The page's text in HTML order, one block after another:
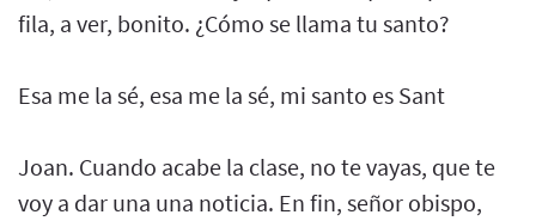
fila, a ver, bonito. ¿Cómo se llama tu santo?
Esa me la sé, esa me la sé, mi santo es Sant
Joan. Cuando acabe la clase, no te vayas, que te
voy a dar una una noticia. En fin, señor obispo,